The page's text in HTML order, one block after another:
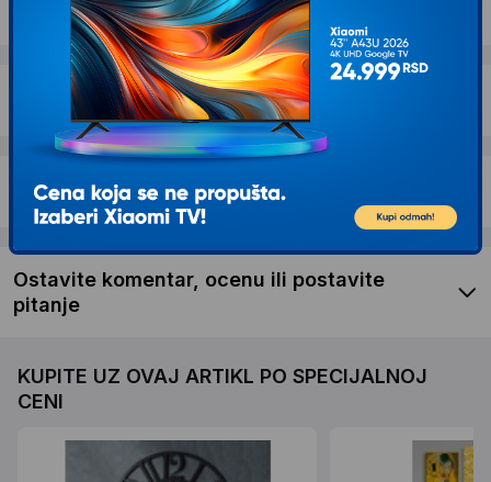
Dostava i povrat
Garancija
Recenzije kupaca
Ostavite komentar, ocenu ili postavite
pitanje
KUPITE UZ OVAJ ARTIKL PO SPECIJALNOJ
CENI